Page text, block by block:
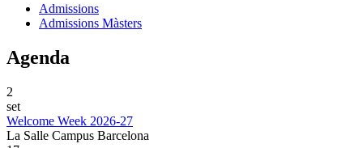
Admissions
Admissions Màsters
Agenda
2
set
Welcome Week 2026-27
La Salle Campus Barcelona